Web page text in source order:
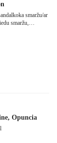
smaržu/ar
smaržu,
8 cm
Opuncia